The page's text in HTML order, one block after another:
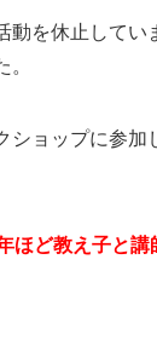
を休止してい
ショップに参
ほど教え子と講